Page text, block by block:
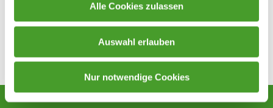
Alle Cookies zulassen
Auswahl erlauben
Nur notwendige Cookies
Zurück zur Übersicht